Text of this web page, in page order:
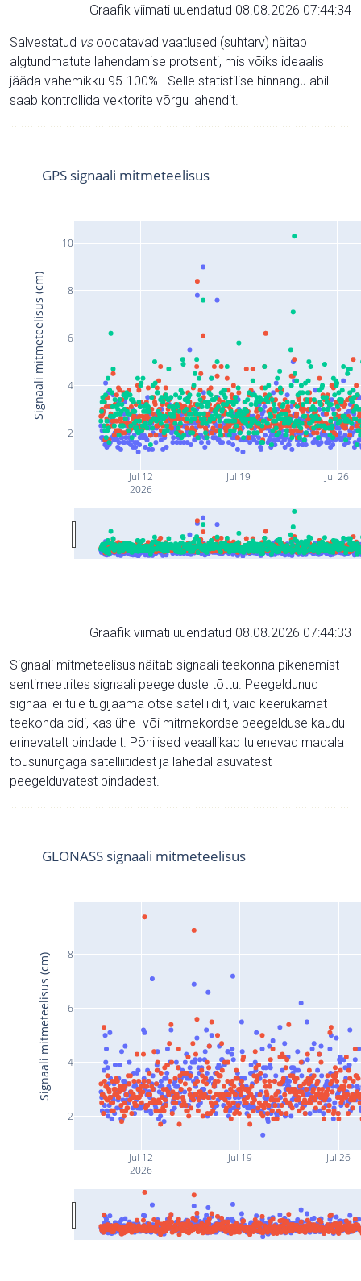
Graafik viimati uuendatud 08.08.2026 07:44:34
Salvestatud vsoodatavad vaatlused (suhtarv) näitab
algtundmatute lahendamise protsenti, mis võiks ideaalis
jääda vahemikku 95-100% . Selle statistilise hinnangu abil
saab kontrollida vektorite võrgu lahendit.
Jul 12
2026
Jul 19 Jul 26
2
4
6
8
10
GPS signaali mitmeteelisus
Signaali mitmeteelisus (cm)
Graafik viimati uuendatud 08.08.2026 07:44:33
Signaali mitmeteelisus näitab signaali teekonna pikenemist
sentimeetrites signaali peegelduste tõttu. Peegeldunud
signaal ei tule tugijaama otse satelliidilt, vaid keerukamat
teekonda pidi, kas ühe- või mitmekordse peegelduse kaudu
erinevatelt pindadelt. Põhilised veaallikad tulenevad madala
tõusunurgaga satelliitidest ja lähedal asuvatest
peegelduvatest pindadest.
Jul 12
2026
Jul 19 Jul 26
2
4
6
8
GLONASS signaali mitmeteelisus
Signaali mitmeteelisus (cm)